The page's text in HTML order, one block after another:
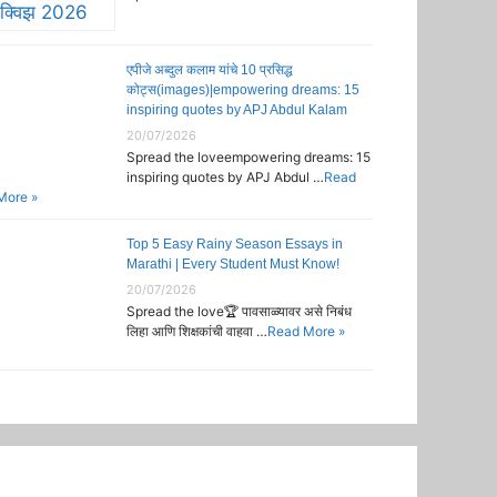
एपीजे अब्दुल कलाम यांचे 10 प्रसिद्ध
कोट्स(images)|empowering dreams: 15
inspiring quotes by APJ Abdul Kalam
20/07/2026
Spread the loveempowering dreams: 15
inspiring quotes by APJ Abdul …Read
»
Top 5 Easy Rainy Season Essays in
Marathi | Every Student Must Know!
20/07/2026
Spread the love🏆 पावसाळ्यावर असे निबंध
लिहा आणि शिक्षकांची वाहवा …Read More »